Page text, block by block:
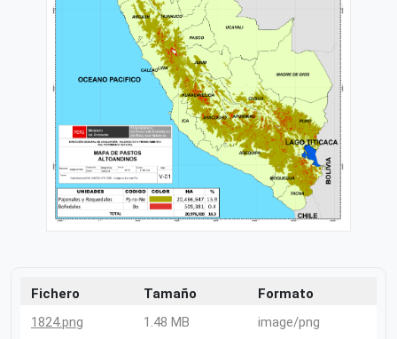
Fichero Tamaño
Formato
1824.png
1.48 MB image/png